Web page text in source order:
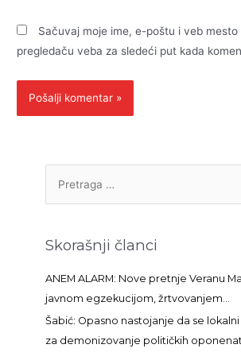
Sačuvaj moje ime, e-poštu i veb mesto
pregledaču veba za sledeći put kada
r
a
g
a
Skorašnji članci
ANEM ALARM: Nove pretnje Veranu
javnom egzekucijom, žrtvovanjem…
Šabić: Opasno nastojanje da se
za demonizovanje političkih